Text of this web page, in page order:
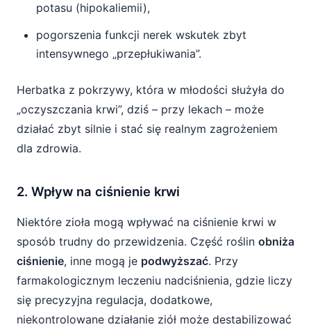
potasu (hipokaliemii),
pogorszenia funkcji nerek wskutek zbyt
intensywnego „przepłukiwania”.
Herbatka z pokrzywy, która w młodości służyła do
„oczyszczania krwi”, dziś – przy lekach – może
działać zbyt silnie i stać się realnym zagrożeniem
dla zdrowia.
2. Wpływ na ciśnienie krwi
Niektóre zioła mogą wpływać na ciśnienie krwi w
sposób trudny do przewidzenia. Część roślin obniża
ciśnienie, inne mogą je podwyższać. Przy
farmakologicznym leczeniu nadciśnienia, gdzie liczy
się precyzyjna regulacja, dodatkowe,
niekontrolowane działanie ziół może destabilizować